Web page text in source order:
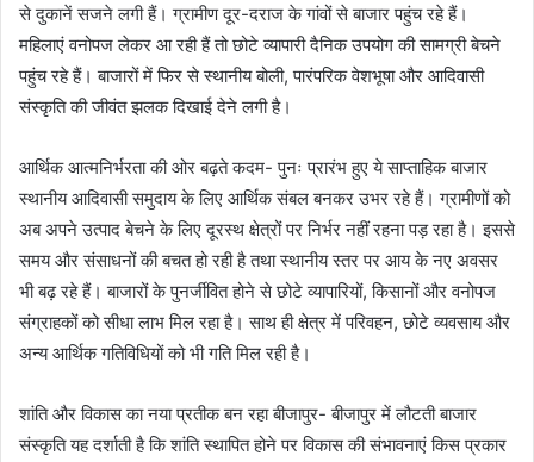
से दुकानें सजने लगी हैं। ग्रामीण दूर-दराज के गांवों से बाजार पहुंच रहे हैं।
महिलाएं वनोपज लेकर आ रही हैं तो छोटे व्यापारी दैनिक उपयोग की सामग्री बेचने
पहुंच रहे हैं। बाजारों में फिर से स्थानीय बोली, पारंपरिक वेशभूषा और आदिवासी
संस्कृति की जीवंत झलक दिखाई देने लगी है।
आर्थिक आत्मनिर्भरता की ओर बढ़ते कदम- पुनः प्रारंभ हुए ये साप्ताहिक बाजार
स्थानीय आदिवासी समुदाय के लिए आर्थिक संबल बनकर उभर रहे हैं। ग्रामीणों को
अब अपने उत्पाद बेचने के लिए दूरस्थ क्षेत्रों पर निर्भर नहीं रहना पड़ रहा है। इससे
समय और संसाधनों की बचत हो रही है तथा स्थानीय स्तर पर आय के नए अवसर
भी बढ़ रहे हैं। बाजारों के पुनर्जीवित होने से छोटे व्यापारियों, किसानों और वनोपज
संग्राहकों को सीधा लाभ मिल रहा है। साथ ही क्षेत्र में परिवहन, छोटे व्यवसाय और
अन्य आर्थिक गतिविधियों को भी गति मिल रही है।
शांति और विकास का नया प्रतीक बन रहा बीजापुर- बीजापुर में लौटती बाजार
संस्कृति यह दर्शाती है कि शांति स्थापित होने पर विकास की संभावनाएं किस प्रकार